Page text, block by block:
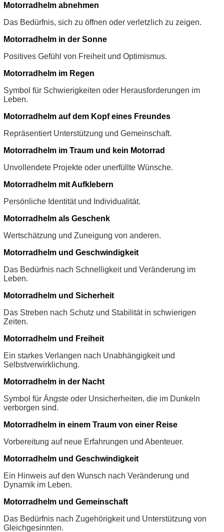
Motorradhelm abnehmen
Das Bedürfnis, sich zu öffnen oder verletzlich zu zeigen.
Motorradhelm in der Sonne
Positives Gefühl von Freiheit und Optimismus.
Motorradhelm im Regen
Symbol für Schwierigkeiten oder Herausforderungen im
Leben.
Motorradhelm auf dem Kopf eines Freundes
Repräsentiert Unterstützung und Gemeinschaft.
Motorradhelm im Traum und kein Motorrad
Unvollendete Projekte oder unerfüllte Wünsche.
Motorradhelm mit Aufklebern
Persönliche Identität und Individualität.
Motorradhelm als Geschenk
Wertschätzung und Zuneigung von anderen.
Motorradhelm und Geschwindigkeit
Das Bedürfnis nach Schnelligkeit und Veränderung im
Leben.
Motorradhelm und Sicherheit
Das Streben nach Schutz und Stabilität in schwierigen
Zeiten.
Motorradhelm und Freiheit
Ein starkes Verlangen nach Unabhängigkeit und
Selbstverwirklichung.
Motorradhelm in der Nacht
Symbol für Ängste oder Unsicherheiten, die im Dunkeln
verborgen sind.
Motorradhelm in einem Traum von einer Reise
Vorbereitung auf neue Erfahrungen und Abenteuer.
Motorradhelm und Geschwindigkeit
Ein Hinweis auf den Wunsch nach Veränderung und
Dynamik im Leben.
Motorradhelm und Gemeinschaft
Das Bedürfnis nach Zugehörigkeit und Unterstützung von
Gleichgesinnten.